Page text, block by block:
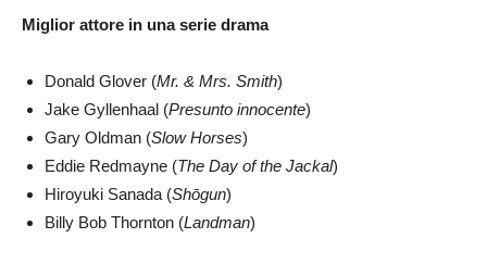
Miglior attore in una serie drama
Donald Glover (Mr. & Mrs. Smith)
Jake Gyllenhaal (Presunto innocente)
Gary Oldman (Slow Horses)
Eddie Redmayne (The Day of the Jackal)
Hiroyuki Sanada (Shōgun)
Billy Bob Thornton (Landman)